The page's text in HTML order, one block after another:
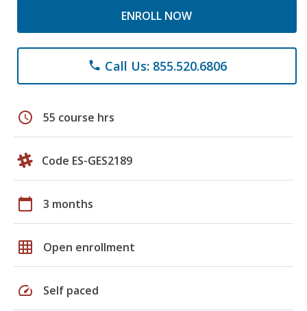
ENROLL NOW
phone Call Us: 855.520.6806
schedule 55 course hrs
Code ES-GES2189
calendar_today 3 months
grid_on Open enrollment
speed Self paced